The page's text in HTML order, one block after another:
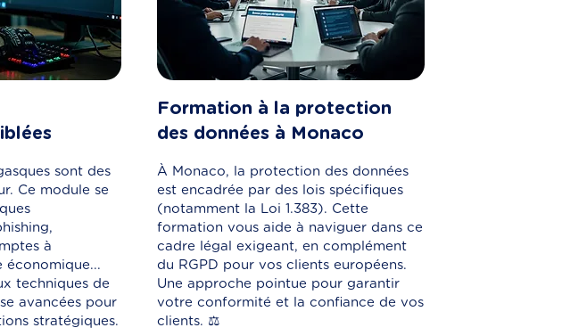
sont des
Ce module se
à
économique...
techniques de
avancées pour
stratégiques.
Formation à la protection
des données à Monaco
À Monaco, la protection des données
est encadrée par des lois spécifiques
(notamment la Loi 1.383). Cette
formation vous aide à naviguer dans ce
cadre légal exigeant, en complément
du RGPD pour vos clients européens.
Une approche pointue pour garantir
votre conformité et la confiance de vos
clients. ⚖️